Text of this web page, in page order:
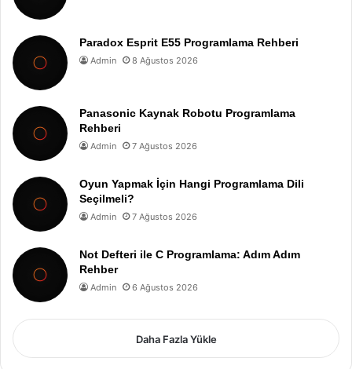
Paradox Esprit E55 Programlama Rehberi
Admin 8 Ağustos 2026
Panasonic Kaynak Robotu Programlama
Rehberi
Admin 7 Ağustos 2026
Oyun Yapmak İçin Hangi Programlama Dili
Seçilmeli?
Admin 7 Ağustos 2026
Not Defteri ile C Programlama: Adım Adım
Rehber
Admin 6 Ağustos 2026
Daha Fazla Yükle